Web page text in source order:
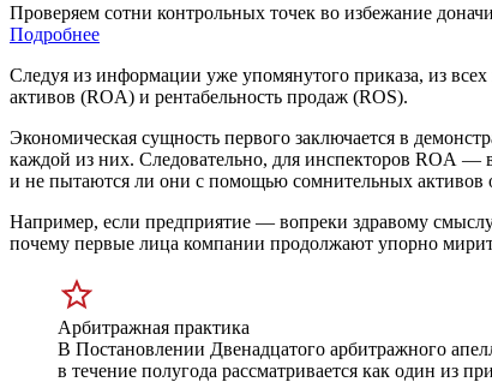
Проверяем сотни контрольных точек во избежание
Подробнее
Следуя из информации уже упомянутого приказа, из
активов (ROA) и рентабельность продаж (ROS).
Экономическая сущность первого заключается в
каждой из них. Следовательно, для инспекторов ROA —
и не пытаются ли они с помощью сомнительных активов
Например, если предприятие — вопреки здравому
почему первые лица компании продолжают упорно
Арбитражная практика
В Постановлении Двенадцатого арбитражного
в течение полугода рассматривается как один из